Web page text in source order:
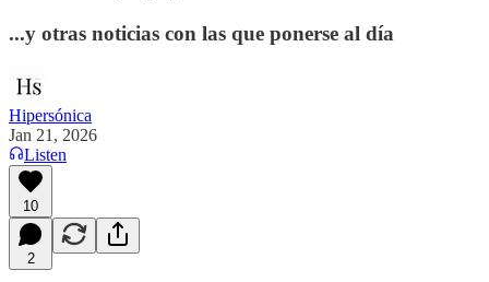
...y otras noticias con las que ponerse al día
Hipersónica
Jan 21, 2026
Listen
10
2